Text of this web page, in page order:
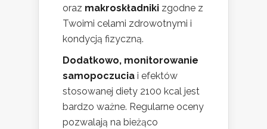
oraz makroskładniki zgodne z
Twoimi celami zdrowotnymi i
kondycją fizyczną.
Dodatkowo, monitorowanie
samopoczucia i efektów
stosowanej diety 2100 kcal jest
bardzo ważne. Regularne oceny
pozwalają na bieżąco